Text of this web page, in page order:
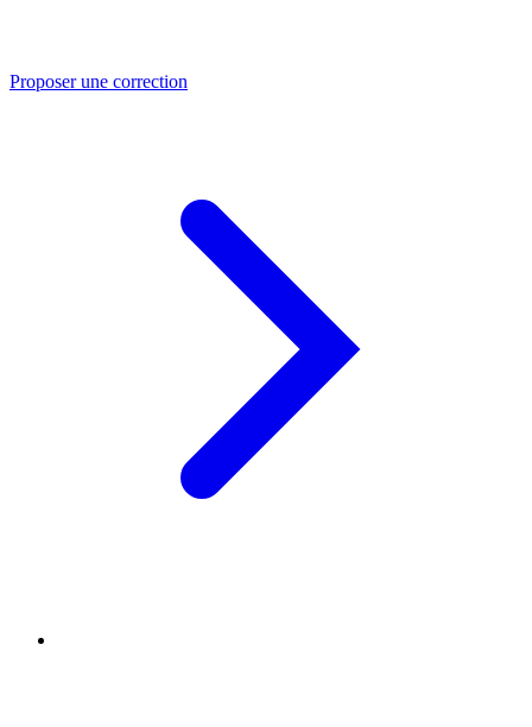
Proposer une correction